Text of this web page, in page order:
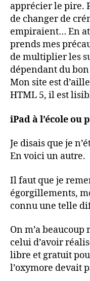
apprécier le pire.
de changer de
empiraient… En
prends mes
de multiplier les
dépendant du
Mon site est
HTML 5, il est
iPad à l’école ou
Je disais que je
En voici un autre.
Il faut que je
égorgillements,
connu une telle
On m’a
celui d’avoir
libre et gratuit
l’oxymore devait